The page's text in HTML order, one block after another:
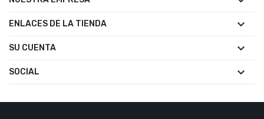
ENLACES DE LA TIENDA 
SU CUENTA 
SOCIAL 